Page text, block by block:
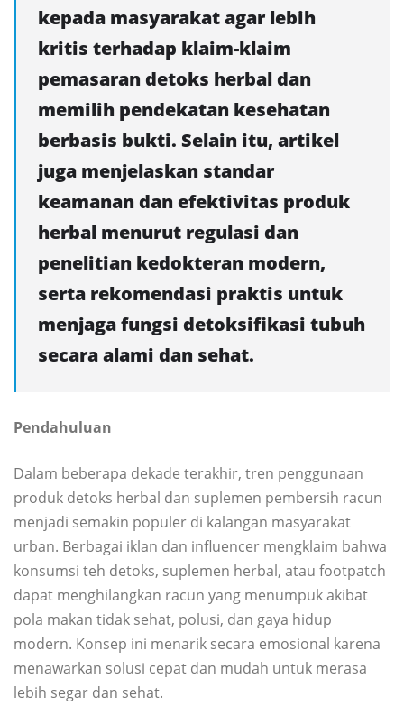
kepada masyarakat agar lebih
kritis terhadap klaim-klaim
pemasaran detoks herbal dan
memilih pendekatan kesehatan
berbasis bukti. Selain itu, artikel
juga menjelaskan standar
keamanan dan efektivitas produk
herbal menurut regulasi dan
penelitian kedokteran modern,
serta rekomendasi praktis untuk
menjaga fungsi detoksifikasi tubuh
secara alami dan sehat.
Pendahuluan
Dalam beberapa dekade terakhir, tren penggunaan
produk detoks herbal dan suplemen pembersih racun
menjadi semakin populer di kalangan masyarakat
urban. Berbagai iklan dan influencer mengklaim bahwa
konsumsi teh detoks, suplemen herbal, atau footpatch
dapat menghilangkan racun yang menumpuk akibat
pola makan tidak sehat, polusi, dan gaya hidup
modern. Konsep ini menarik secara emosional karena
menawarkan solusi cepat dan mudah untuk merasa
lebih segar dan sehat.